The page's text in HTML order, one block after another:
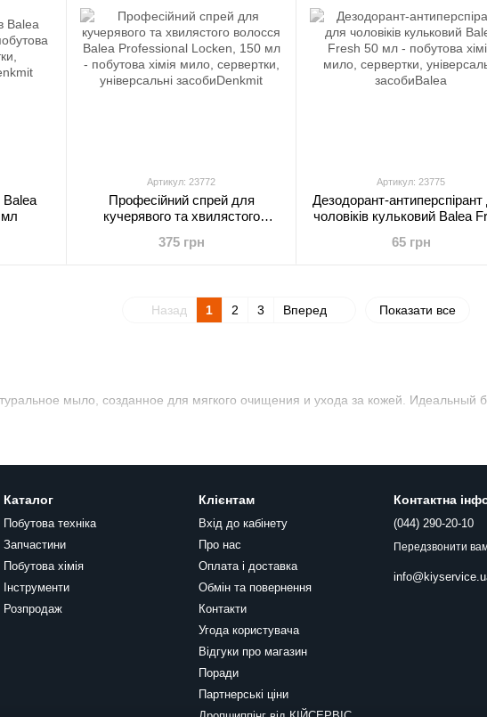
мыло, созданное для мягкого очищения и ухода за кожей. Идеальный
Артикул: 23772
Професійний спрей для
кучерявого та хвилястого
Locken, 150 мл
375 грн
Артикул: 23775
Дезодорант-антиперспірант
чоловіків кульковий Balea
65 грн
Назад 1 2 3 Вперед Показати все
Каталог
Побутова техніка
Запчастини
Побутова хімія
Інструменти
Розпродаж
Клієнтам
Вхід до кабінету
Про нас
Оплата і доставка
Обмін та повернення
Контакти
Угода користувача
Відгуки про магазин
Поради
Партнерські ціни
Контактна
(044) 290-20-10
Передзвонити